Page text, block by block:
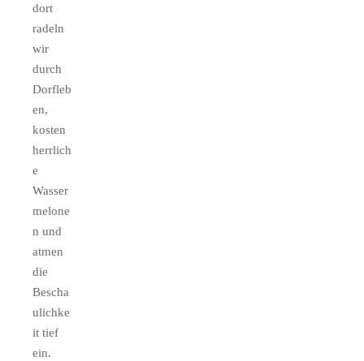
dort
radeln
wir
durch
Dorfleb
en,
kosten
herrlich
e
Wasser
melone
n und
atmen
die
Bescha
ulichke
it tief
ein.